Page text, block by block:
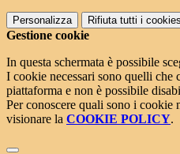
Personalizza Rifiuta tutti i cookies
Gestione cookie
In questa schermata è possibile
I cookie necessari sono quelli che
piattaforma e non è possibile
Per conoscere quali sono i cookie
visionare la COOKIE POLICY.